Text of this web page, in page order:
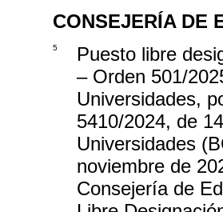
CONSEJERÍA DE
5
Puesto libre
– Orden 501/
Universidades,
5410/2024, de
Universidades
noviembre de
Consejería de